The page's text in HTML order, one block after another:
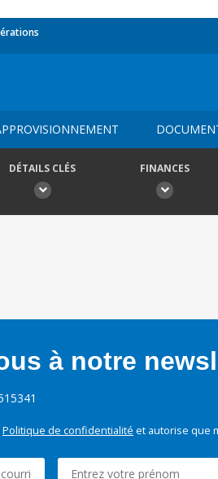
DÉTAILS CLÉS FINANCES
à notre
Politique de confidentialité et autorise que